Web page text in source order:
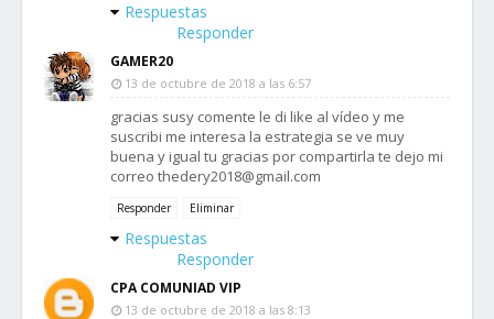
Respuestas
Responder
GAMER20
13 de octubre de 2018 a las 6:57
gracias susy comente le di like al vídeo y me
suscribi me interesa la estrategia se ve muy
buena y igual tu gracias por compartirla te dejo mi
correo thedery2018@gmail.com
Responder Eliminar
Respuestas
Responder
CPA COMUNIAD VIP
13 de octubre de 2018 a las 8:13